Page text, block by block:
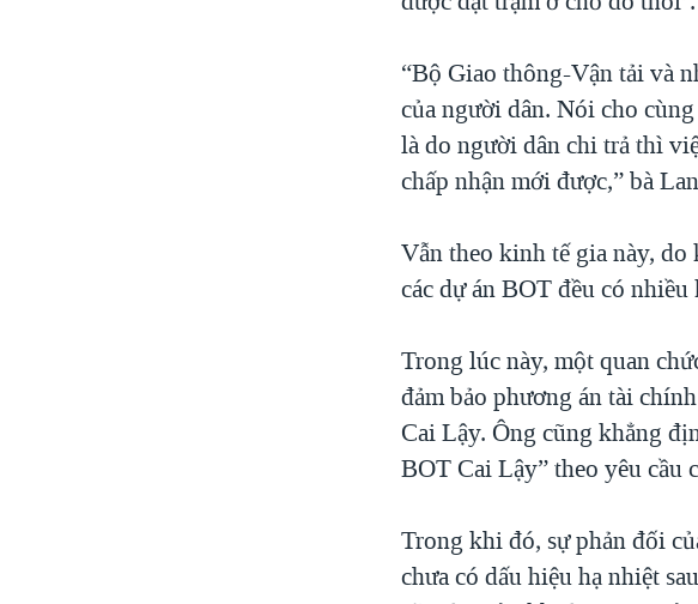
“Bộ Giao thông-Vận tải và
của người dân. Nói cho
là do người dân chi trả thì
chấp nhận mới được,” bà
Vẫn theo kinh tế gia này, do
các dự án BOT đều có nhiều
Trong lúc này, một quan
đảm bảo phương án tài
Cai Lậy. Ông cũng khẳng
BOT Cai Lậy” theo yêu cầu
Trong khi đó, sự phản đối
chưa có dấu hiệu hạ nhiệt